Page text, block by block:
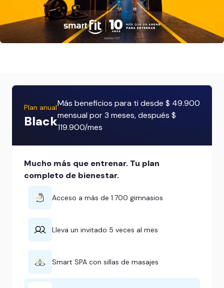
Plan anual
Black
Más beneficios para ti desde $ 49.900
mensual por 3 meses, después $
119.900/mes
Mucho más que entrenar. Tu plan
completo de bienestar.
Acceso a más de 1.700 gimnasios
Lleva un invitado 5 veces al mes
Smart SPA con sillas de masajes